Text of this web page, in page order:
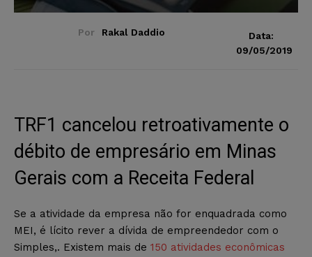
Por Rakal Daddio
Data:
09/05/2019
TRF1 cancelou retroativamente o
débito de empresário em Minas
Gerais com a Receita Federal
Se a atividade da empresa não for enquadrada como
MEI, é lícito rever a dívida de empreendedor com o
Simples,. Existem mais de 150 atividades econômicas